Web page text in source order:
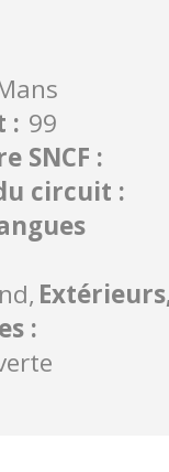
: 99
SNCF :
circuit :
: